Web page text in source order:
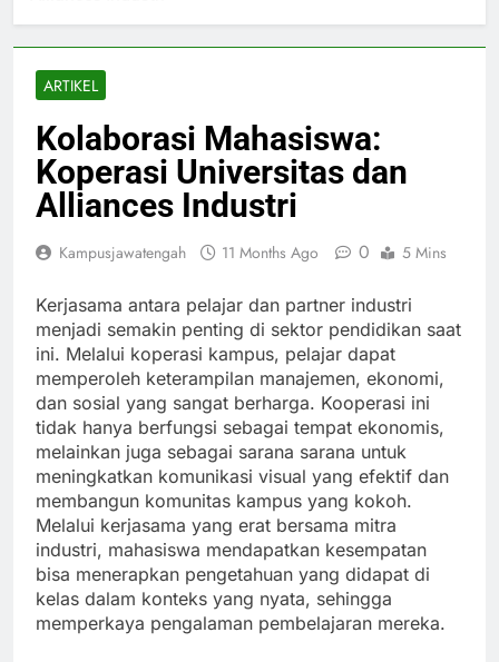
ARTIKEL
Kolaborasi Mahasiswa:
Koperasi Universitas dan
Alliances Industri
Kampusjawatengah 11 Months Ago 0 5 Mins
Kerjasama antara pelajar dan partner industri
menjadi semakin penting di sektor pendidikan saat
ini. Melalui koperasi kampus, pelajar dapat
memperoleh keterampilan manajemen, ekonomi,
dan sosial yang sangat berharga. Kooperasi ini
tidak hanya berfungsi sebagai tempat ekonomis,
melainkan juga sebagai sarana sarana untuk
meningkatkan komunikasi visual yang efektif dan
membangun komunitas kampus yang kokoh.
Melalui kerjasama yang erat bersama mitra
industri, mahasiswa mendapatkan kesempatan
bisa menerapkan pengetahuan yang didapat di
kelas dalam konteks yang nyata, sehingga
memperkaya pengalaman pembelajaran mereka.